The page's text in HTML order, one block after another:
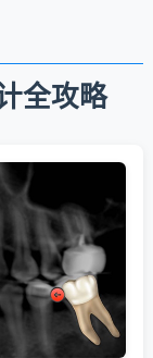
全攻略